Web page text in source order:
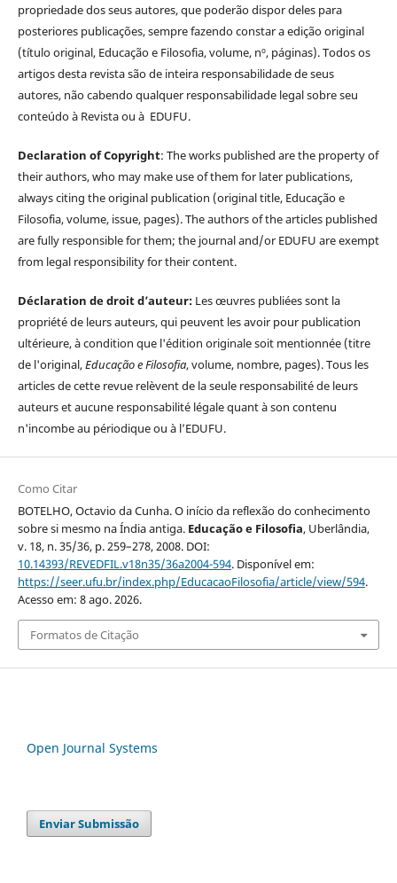
propriedade dos seus autores, que poderão dispor deles para
posteriores publicações, sempre fazendo constar a edição original
(título original, Educação e Filosofia, volume, nº, páginas). Todos os
artigos desta revista são de inteira responsabilidade de seus
autores, não cabendo qualquer responsabilidade legal sobre seu
conteúdo à Revista ou à EDUFU.
Declaration of Copyright: The works published are the property of
their authors, who may make use of them for later publications,
always citing the original publication (original title, Educação e
Filosofia, volume, issue, pages). The authors of the articles published
are fully responsible for them; the journal and/or EDUFU are exempt
from legal responsibility for their content.
Déclaration de droit d’auteur: Les œuvres publiées sont la
propriété de leurs auteurs, qui peuvent les avoir pour publication
ultérieure, à condition que l'édition originale soit mentionnée (titre
de l'original,Educação e Filosofia, volume, nombre, pages). Tous les
articles de cette revue relèvent de la seule responsabilité de leurs
auteurs et aucune responsabilité légale quant à son contenu
n'incombe au périodique ou à l’EDUFU.
Como Citar
BOTELHO, Octavio da Cunha. O início da reflexão do conhecimento
sobre si mesmo na Índia antiga. Educação e Filosofia, Uberlândia,
v. 18, n. 35/36, p. 259–278, 2008. DOI:
10.14393/REVEDFIL.v18n35/36a2004-594. Disponível em:
https://seer.ufu.br/index.php/EducacaoFilosofia/article/view/594.
Acesso em: 8 ago. 2026.
Formatos de Citação
Open Journal Systems
Enviar Submissão